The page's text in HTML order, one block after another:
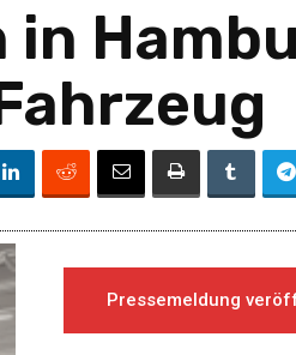
in
Pressemeldung